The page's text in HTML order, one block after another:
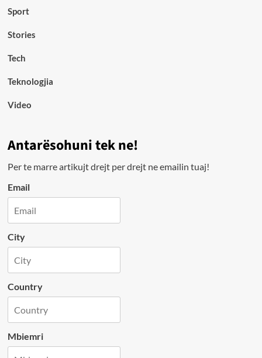
Sport
Stories
Tech
Teknologjia
Video
Antarësohuni tek ne!
Per te marre artikujt drejt per drejt ne emailin tuaj!
Email
City
Country
Mbiemri